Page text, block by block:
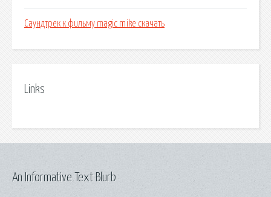
Саундтрек к фильму magic mike скачать
Links
An Informative Text Blurb